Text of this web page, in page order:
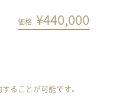
価格 ¥440,000
ることが可能です。